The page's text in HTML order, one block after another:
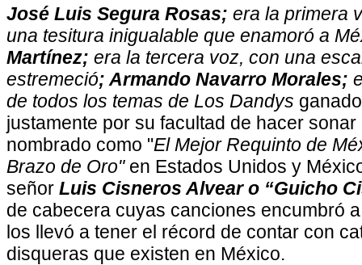
José Luis Segura Rosas; era la primera
una tesitura inigualable que enamoró a
Martínez; era la tercera voz, con una
estremeció; Armando Navarro Morales;
de todos los temas de Los Dandys
justamente por su facultad de hacer
nombrado como "El Mejor Requinto de
Brazo de Oro" en Estados Unidos y
señor Luis Cisneros Alvear o “Guicho
de cabecera cuyas canciones encumbró
los llevó a tener el récord de contar con
disqueras que existen en México.